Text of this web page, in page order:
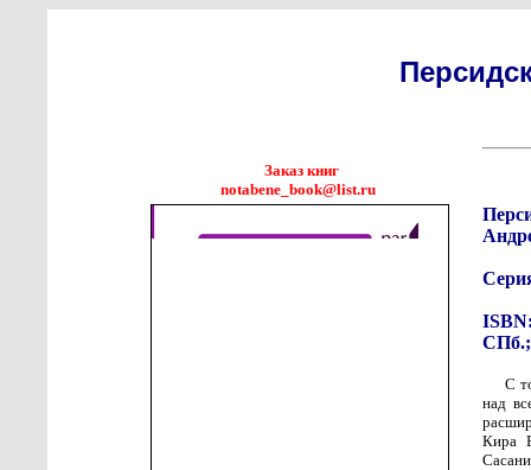
Заказ книг
notabene_book@list.ru
СПб.;
С
над
Кира